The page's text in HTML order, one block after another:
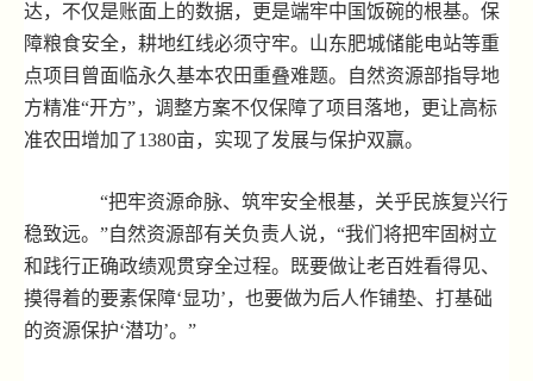
达，不仅是账面上的数据，更是端牢中国饭碗的根基。保
障粮食安全，耕地红线必须守牢。山东肥城储能电站等重
点项目曾面临永久基本农田重叠难题。自然资源部指导地
方精准“开方”，调整方案不仅保障了项目落地，更让高标
准农田增加了1380亩，实现了发展与保护双赢。
“把牢资源命脉、筑牢安全根基，关乎民族复兴行
稳致远。”自然资源部有关负责人说，“我们将把牢固树立
和践行正确政绩观贯穿全过程。既要做让老百姓看得见、
摸得着的要素保障‘显功’，也要做为后人作铺垫、打基础
的资源保护‘潜功’。”